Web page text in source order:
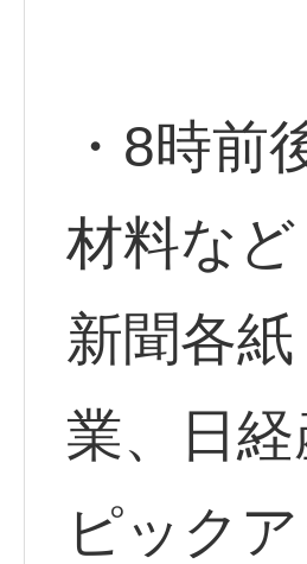
・8時前
材料など
新聞各
業、日
ピック